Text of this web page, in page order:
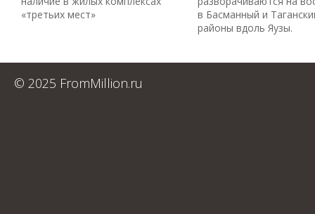
«третьих мест»
в Басманный и
районы вдоль Яузы.
© 2025 FromMillion.ru